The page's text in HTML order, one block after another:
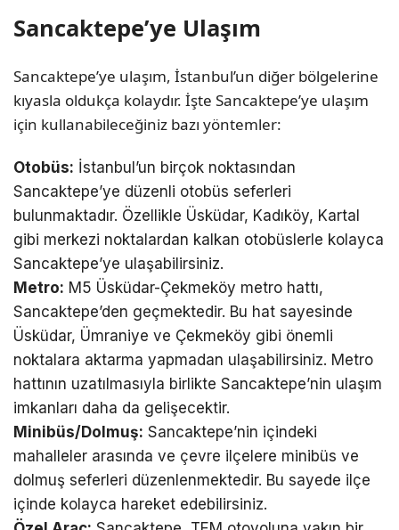
Sancaktepe’ye Ulaşım
Sancaktepe’ye ulaşım, İstanbul’un diğer bölgelerine
kıyasla oldukça kolaydır. İşte Sancaktepe’ye ulaşım
için kullanabileceğiniz bazı yöntemler:
Otobüs: İstanbul’un birçok noktasından
Sancaktepe’ye düzenli otobüs seferleri
bulunmaktadır. Özellikle Üsküdar, Kadıköy, Kartal
gibi merkezi noktalardan kalkan otobüslerle kolayca
Sancaktepe’ye ulaşabilirsiniz.
Metro: M5 Üsküdar-Çekmeköy metro hattı,
Sancaktepe’den geçmektedir. Bu hat sayesinde
Üsküdar, Ümraniye ve Çekmeköy gibi önemli
noktalara aktarma yapmadan ulaşabilirsiniz. Metro
hattının uzatılmasıyla birlikte Sancaktepe’nin ulaşım
imkanları daha da gelişecektir.
Minibüs/Dolmuş: Sancaktepe’nin içindeki
mahalleler arasında ve çevre ilçelere minibüs ve
dolmuş seferleri düzenlenmektedir. Bu sayede ilçe
içinde kolayca hareket edebilirsiniz.